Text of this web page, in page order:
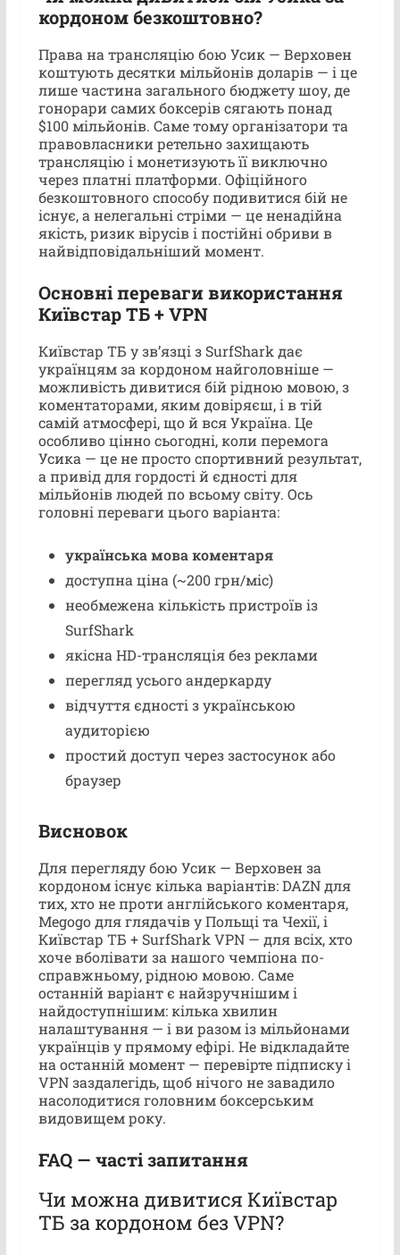
кордоном безкоштовно?
Права на трансляцію бою Усик — Верховен
коштують десятки мільйонів доларів — і це
лише частина загального бюджету шоу, де
гонорари самих боксерів сягають понад
$100 мільйонів. Саме тому організатори та
правовласники ретельно захищають
трансляцію і монетизують її виключно
через платні платформи. Офіційного
безкоштовного способу подивитися бій не
існує, а нелегальні стріми — це ненадійна
якість, ризик вірусів і постійні обриви в
найвідповідальніший момент.
Основні переваги використання
Київстар ТБ + VPN
Київстар ТБ у зв’язці з SurfShark дає
українцям за кордоном найголовніше —
можливість дивитися бій рідною мовою, з
коментаторами, яким довіряєш, і в тій
самій атмосфері, що й вся Україна. Це
особливо цінно сьогодні, коли перемога
Усика — це не просто спортивний результат,
а привід для гордості й єдності для
мільйонів людей по всьому світу. Ось
головні переваги цього варіанта:
українська мова коментаря
доступна ціна (~200 грн/міс)
необмежена кількість пристроїв із
SurfShark
якісна HD-трансляція без реклами
перегляд усього андеркарду
відчуття єдності з українською
аудиторією
простий доступ через застосунок або
браузер
Висновок
Для перегляду бою Усик — Верховен за
кордоном існує кілька варіантів: DAZN для
тих, хто не проти англійського коментаря,
Megogo для глядачів у Польщі та Чехії, і
Київстар ТБ + SurfShark VPN — для всіх, хто
хоче вболівати за нашого чемпіона по-
справжньому, рідною мовою. Саме
останній варіант є найзручнішим і
найдоступнішим: кілька хвилин
налаштування — і ви разом із мільйонами
українців у прямому ефірі. Не відкладайте
на останній момент — перевірте підписку і
VPN заздалегідь, щоб нічого не завадило
насолодитися головним боксерським
видовищем року.
FAQ — часті запитання
Чи можна дивитися Київстар
ТБ за кордоном без VPN?